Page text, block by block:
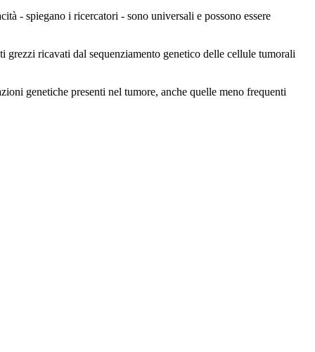
- spiegano i ricercatori - sono universali e possono essere
ricavati dal sequenziamento genetico delle cellule tumorali
genetiche presenti nel tumore, anche quelle meno frequenti